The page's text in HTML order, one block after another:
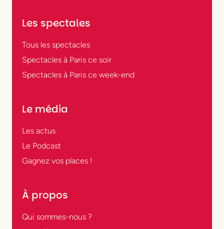
Les spectales
Tous les spectacles
Spectacles à Paris ce soir
Spectacles à Paris ce week-end
Le média
Les actus
Le Podcast
Gagnez vos places !
À propos
Qui sommes-nous ?